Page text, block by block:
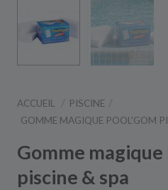
ACCUEIL
PISCINE
GOMME MAGIQUE POOL'GOM
Gomme
piscine & spa